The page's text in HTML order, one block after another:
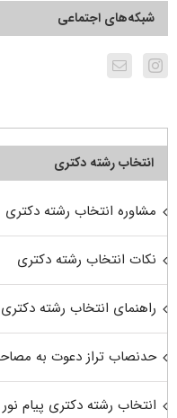
شبکه‌های اجتماعی
انتخاب رشته دکتری
مشاوره انتخاب رشته دکتری
نکات انتخاب رشته دکتری
راهنمای انتخاب رشته دکتری
حدنصاب تراز دعوت به
انتخاب رشته دکتری پیام نور